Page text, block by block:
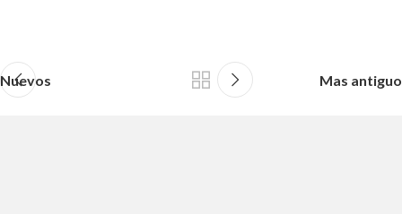
Nuevos Mas antiguo